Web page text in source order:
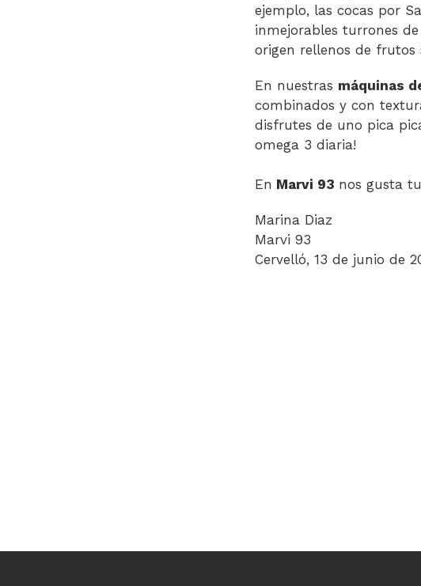
ejemplo, las cocas por
inmejorables turrones
origen rellenos de frutos
En nuestras máquinas
combinados y con
disfrutes de uno pica
omega 3 diaria!
En Marvi 93 nos gusta
Marina Diaz
Marvi 93
Cervelló, 13 de junio de